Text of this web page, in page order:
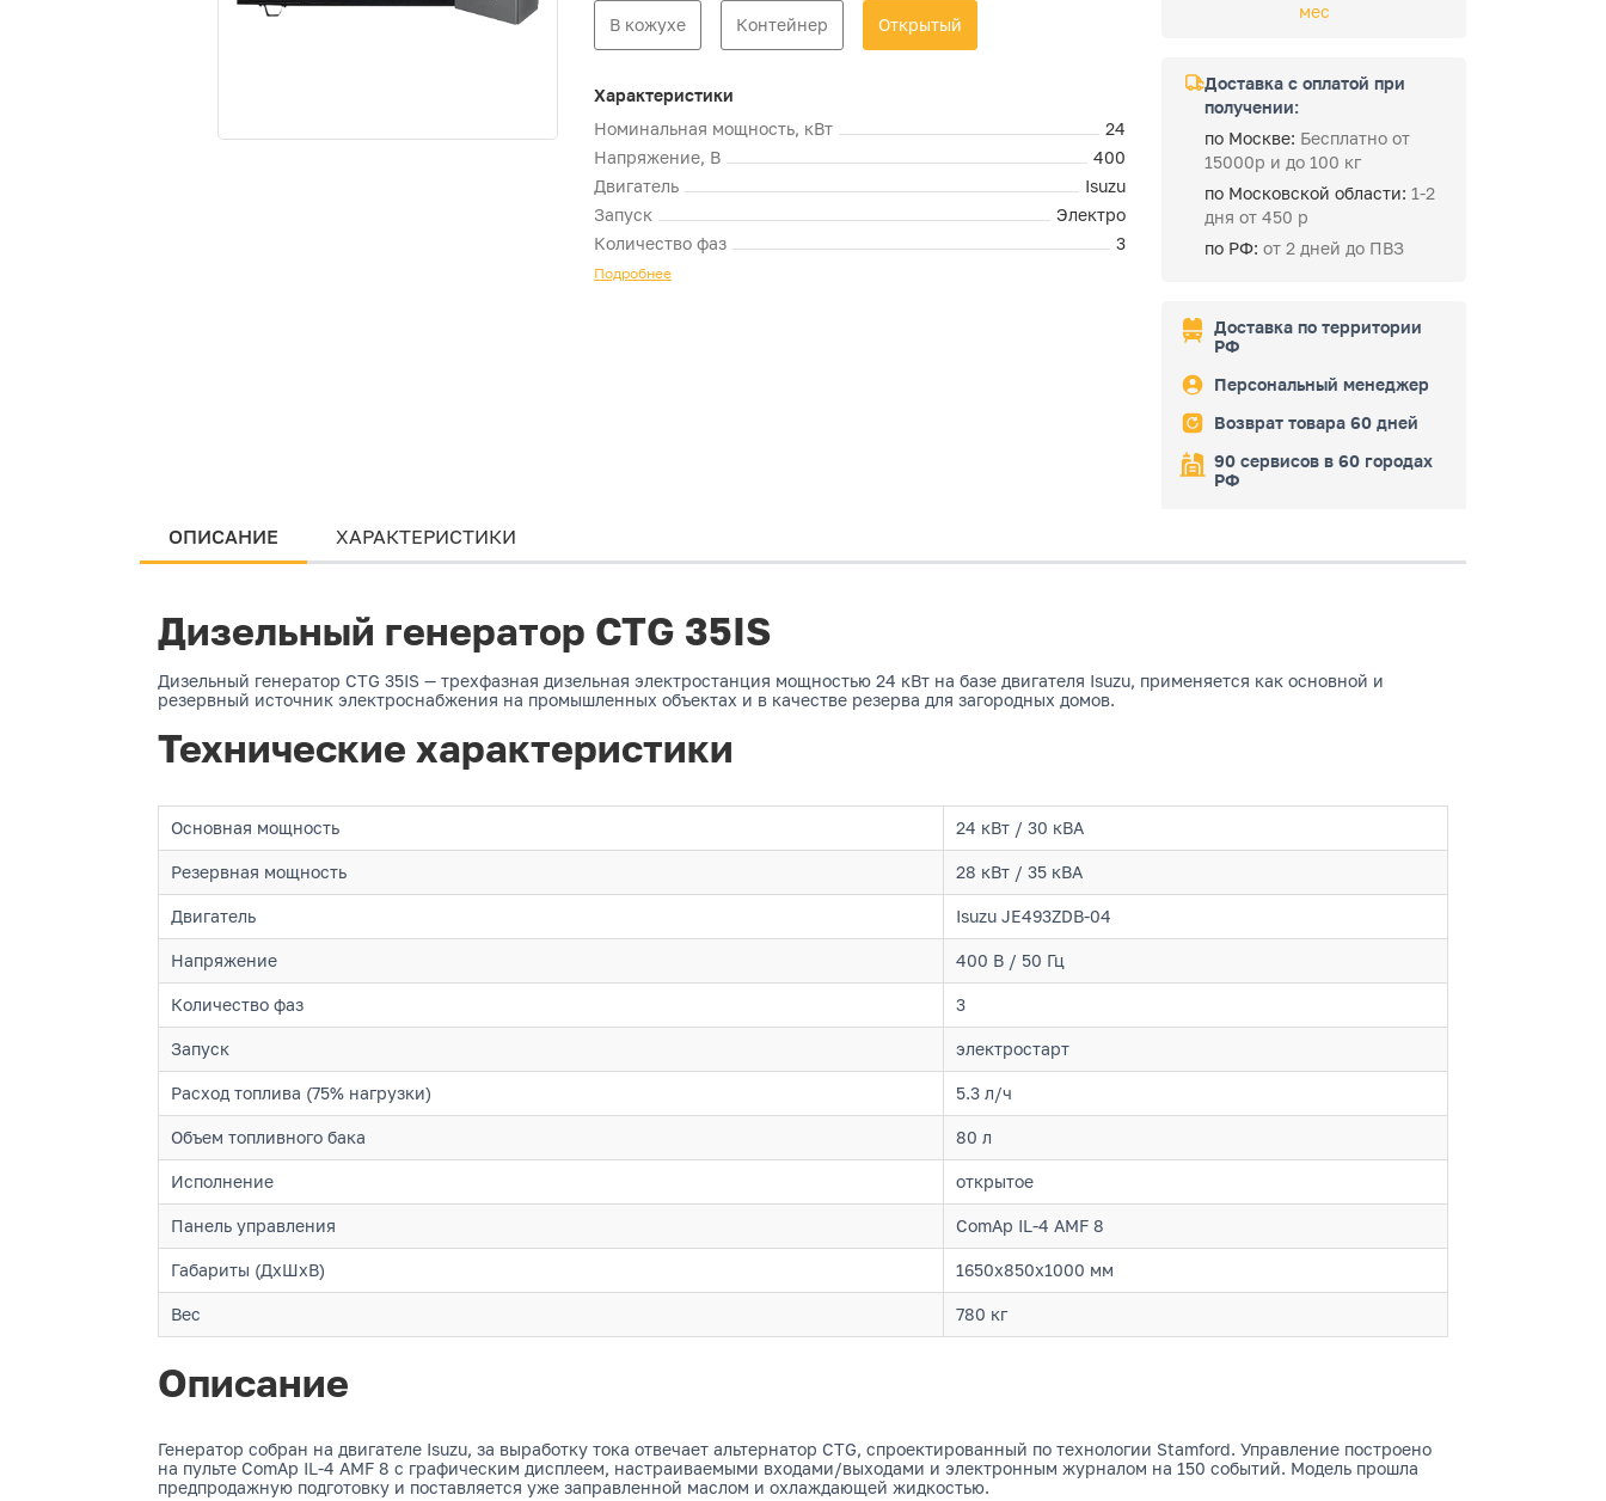
В кожухе Контейнер Открытый
Характеристики
Номинальная мощность, кВт
24
Напряжение, В
400
Двигатель
Isuzu
Запуск
Электро
Количество фаз
3
Подробнее
мес
Доставка с оплатой при
получении:
по Москве: Бесплатно от
15000р и до 100 кг
по Московской области: 1-2
дня от 450 р
по РФ: от 2 дней до ПВЗ
Доставка по территории
РФ
Персональный менеджер
Возврат товара 60 дней
90 сервисов в 60 городах
РФ
ОПИСАНИЕ ХАРАКТЕРИСТИКИ
Дизельный генератор CTG 35IS
Дизельный генератор CTG 35IS — трехфазная дизельная электростанция мощностью 24 кВт на базе двигателя Isuzu, применяется как основной и
резервный источник электроснабжения на промышленных объектах и в качестве резерва для загородных домов.
Технические характеристики
Основная мощность 24 кВт / 30 кВА
Резервная мощность 28 кВт / 35 кВА
Двигатель Isuzu JE493ZDB-04
Напряжение 400 В / 50 Гц
Количество фаз 3
Запуск электростарт
Расход топлива (75% нагрузки) 5.3 л/ч
Объем топливного бака 80 л
Исполнение открытое
Панель управления ComAp IL-4 AMF 8
Габариты (ДхШхВ) 1650x850x1000 мм
Вес 780 кг
Описание
Генератор собран на двигателе Isuzu, за выработку тока отвечает альтернатор CTG, спроектированный по технологии Stamford. Управление построено
на пульте ComAp IL-4 AMF 8 с графическим дисплеем, настраиваемыми входами/выходами и электронным журналом на 150 событий. Модель прошла
предпродажную подготовку и поставляется уже заправленной маслом и охлаждающей жидкостью.